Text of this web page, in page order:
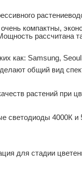
компактны,
рассчитана
как: Samsung,
общий вид
растений при
светодиоды 4000К и
для стадии